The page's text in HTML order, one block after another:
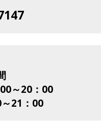
～20：00
21：00